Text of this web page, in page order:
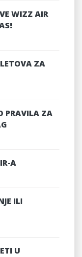
WIZZ AIR
ZA
PRAVILA ZA
A
ILI
U